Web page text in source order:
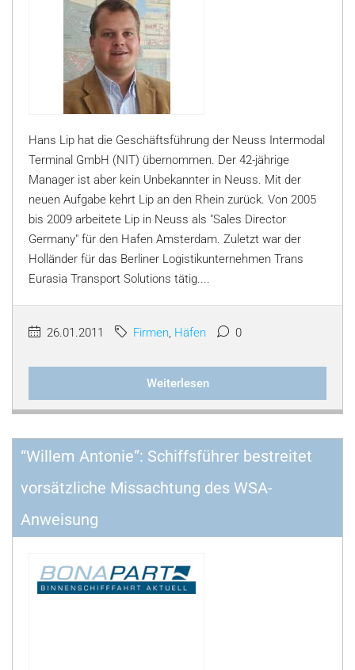
Hans Lip hat die Geschäftsführung der Neuss Intermodal
Terminal GmbH (NIT) übernommen. Der 42-jährige
Manager ist aber kein Unbekannter in Neuss. Mit der
neuen Aufgabe kehrt Lip an den Rhein zurück. Von 2005
bis 2009 arbeitete Lip in Neuss als "Sales Director
Germany" für den Hafen Amsterdam. Zuletzt war der
Holländer für das Berliner Logistikunternehmen Trans
Eurasia Transport Solutions tätig....
26.01.2011 Firmen, Häfen 0
Weiterlesen
“Willem Antonie”: Schiffsführer bestreitet
vorsätzliche Missachtung des WSA-
Anweisung